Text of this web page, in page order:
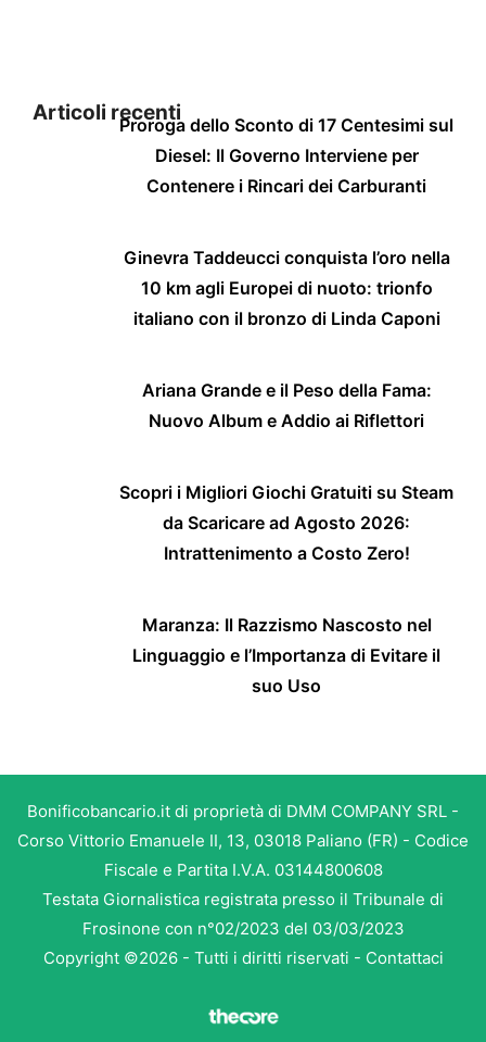
Articoli recentiProroga dello Sconto di 17 Centesimi sul
Diesel: Il Governo Interviene per
Contenere i Rincari dei Carburanti
Ginevra Taddeucci conquista l’oro nella
10 km agli Europei di nuoto: trionfo
italiano con il bronzo di Linda Caponi
Ariana Grande e il Peso della Fama:
Nuovo Album e Addio ai Riflettori
Scopri i Migliori Giochi Gratuiti su Steam
da Scaricare ad Agosto 2026:
Intrattenimento a Costo Zero!
Maranza: Il Razzismo Nascosto nel
Linguaggio e l’Importanza di Evitare il
suo Uso
Bonificobancario.it di proprietà di DMM COMPANY SRL -
Corso Vittorio Emanuele II, 13, 03018 Paliano (FR) - Codice
Fiscale e Partita I.V.A. 03144800608
Testata Giornalistica registrata presso il Tribunale di
Frosinone con n°02/2023 del 03/03/2023
Copyright ©2026 - Tutti i diritti riservati - Contattaci